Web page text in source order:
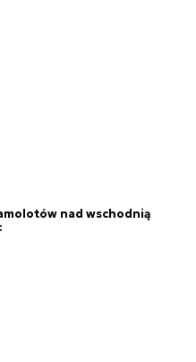
nad wschodnią